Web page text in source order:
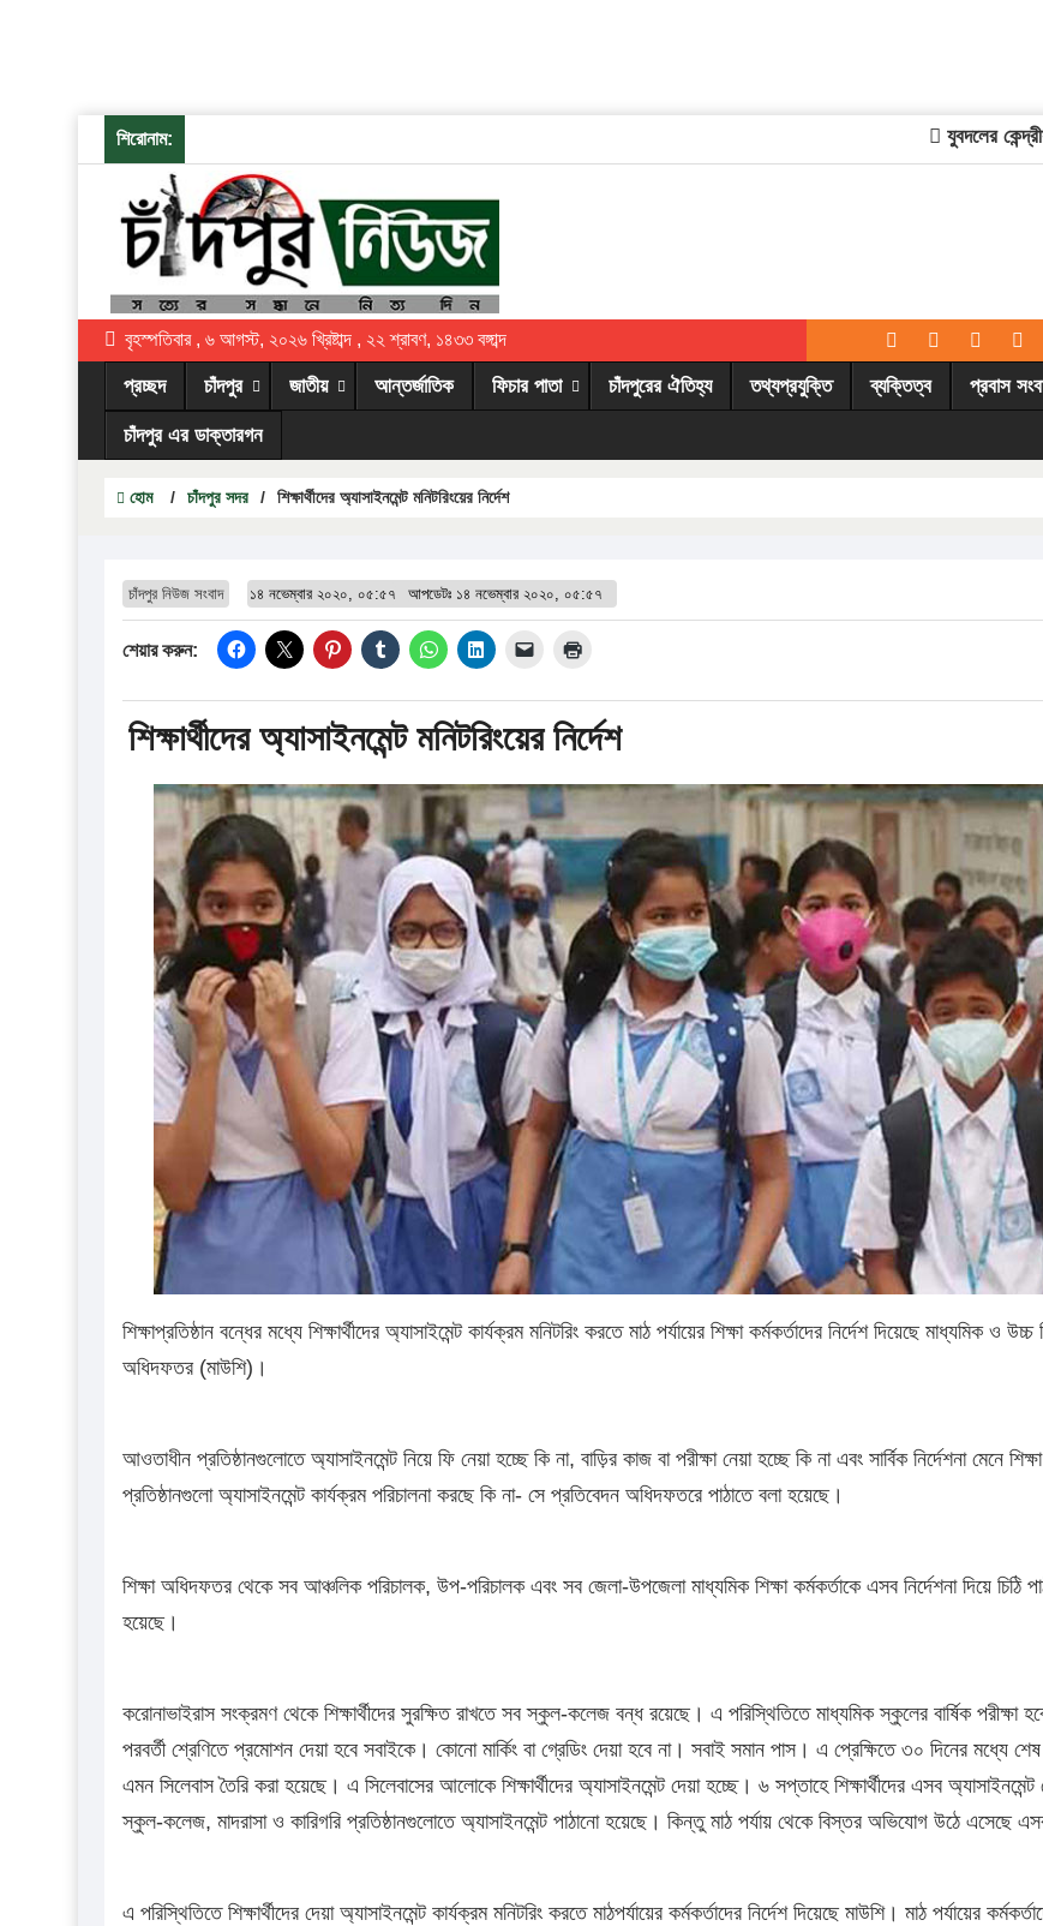
শিরোনাম: যুবদলের কেন্দ্রীয়
বৃহস্পতিবার , ৬ আগস্ট, ২০২৬ খ্রিষ্টাব্দ , ২২ শ্রাবণ, ১৪৩৩ বঙ্গাব্দ
প্রচ্ছদ চাঁদপুর জাতীয় আন্তর্জাতিক ফিচার পাতা চাঁদপুরের ঐতিহ্য তথ্যপ্রযুক্তি ব্যক্তিত্ব প্রবাস
চাঁদপুর এর ডাক্তারগন
হোম / চাঁদপুর সদর / শিক্ষার্থীদের অ্যাসাইনমেন্ট মনিটরিংয়ের নির্দেশ
চাঁদপুর নিউজ সংবাদ ১৪ নভেম্বার ২০২০, ০৫:৫৭ আপডেটঃ ১৪ নভেম্বার ২০২০, ০৫:৫৭
শেয়ার করুন:
শিক্ষার্থীদের অ্যাসাইনমেন্ট মনিটরিংয়ের নির্দেশ
শিক্ষাপ্রতিষ্ঠান বন্ধের মধ্যে শিক্ষার্থীদের অ্যাসাইমেন্ট কার্যক্রম মনিটরিং করতে মাঠ পর্যায়ের শিক্ষা কর্মকর্তাদের নির্দেশ দিয়েছে মাধ্যমিক ও উচ্চ
অধিদফতর (মাউশি)।
আওতাধীন প্রতিষ্ঠানগুলোতে অ্যাসাইনমেন্ট নিয়ে ফি নেয়া হচ্ছে কি না, বাড়ির কাজ বা পরীক্ষা নেয়া হচ্ছে কি না এবং সার্বিক নির্দেশনা মেনে শিক্ষা
প্রতিষ্ঠানগুলো অ্যাসাইনমেন্ট কার্যক্রম পরিচালনা করছে কি না- সে প্রতিবেদন অধিদফতরে পাঠাতে বলা হয়েছে।
শিক্ষা অধিদফতর থেকে সব আঞ্চলিক পরিচালক, উপ-পরিচালক এবং সব জেলা-উপজেলা মাধ্যমিক শিক্ষা কর্মকর্তাকে এসব নির্দেশনা দিয়ে চিঠি
হয়েছে।
করোনাভাইরাস সংক্রমণ থেকে শিক্ষার্থীদের সুরক্ষিত রাখতে সব স্কুল-কলেজ বন্ধ রয়েছে। এ পরিস্থিতিতে মাধ্যমিক স্কুলের বার্ষিক পরীক্ষা
পরবর্তী শ্রেণিতে প্রমোশন দেয়া হবে সবাইকে। কোনো মার্কিং বা গ্রেডিং দেয়া হবে না। সবাই সমান পাস। এ প্রেক্ষিতে ৩০ দিনের মধ্যে
এমন সিলেবাস তৈরি করা হয়েছে। এ সিলেবাসের আলোকে শিক্ষার্থীদের অ্যাসাইনমেন্ট দেয়া হচ্ছে। ৬ সপ্তাহে শিক্ষার্থীদের এসব অ্যাসাইনমেন্ট
স্কুল-কলেজ, মাদরাসা ও কারিগরি প্রতিষ্ঠানগুলোতে অ্যাসাইনমেন্ট পাঠানো হয়েছে। কিন্তু মাঠ পর্যায় থেকে বিস্তর অভিযোগ উঠে এসেছে
এ পরিস্থিতিতে শিক্ষার্থীদের দেয়া অ্যাসাইনমেন্ট কার্যক্রম মনিটরিং করতে মাঠপর্যায়ের কর্মকর্তাদের নির্দেশ দিয়েছে মাউশি। মাঠ পর্যায়ের